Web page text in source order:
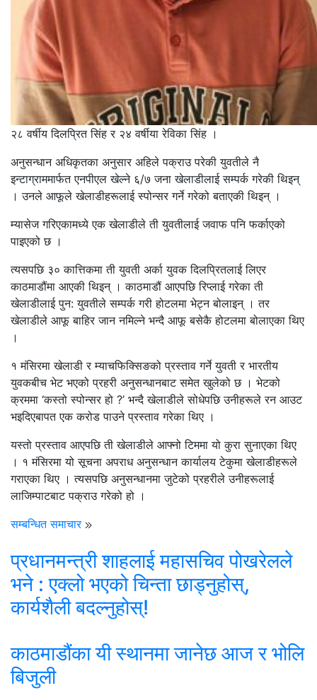
२८ वर्षीय दिलप्रित सिंह र २४ वर्षीया रेविका सिंह ।
अनुसन्धान अधिकृतका अनुसार अहिले पक्राउ परेकी युवतीले नै
इन्टाग्राममार्फत एनपीएल खेल्ने ६/७ जना खेलाडीलाई सम्पर्क गरेकी थिइन्
। उनले आफूले खेलाडीहरूलाई स्पोन्सर गर्ने गरेको बताएकी थिइन् ।
म्यासेज गरिएकामध्ये एक खेलाडीले ती युवतीलाई जवाफ पनि फर्काएको
पाइएको छ ।
त्यसपछि ३० कात्तिकमा ती युवती अर्का युवक दिलप्रितलाई लिएर
काठमाडौंमा आएकी थिइन् । काठमाडौं आएपछि रिप्लाई गरेका ती
खेलाडीलाई पुन: युवतीले सम्पर्क गरी होटलमा भेट्न बोलाइन् । तर
खेलाडीले आफू बाहिर जान नमिल्ने भन्दै आफू बसेकै होटलमा बोलाएका थिए
।
१ मंसिरमा खेलाडी र म्याचफिक्सिङको प्रस्ताव गर्ने युवती र भारतीय
युवकबीच भेट भएको प्रहरी अनुसन्धानबाट समेत खुलेको छ । भेटको
क्रममा ‘कस्तो स्पोन्सर हो ?’ भन्दै खेलाडीले सोधेपछि उनीहरूले रन आउट
भइदिएबापत एक करोड पाउने प्रस्ताव गरेका थिए ।
यस्तो प्रस्ताव आएपछि ती खेलाडीले आफ्नो टिममा यो कुरा सुनाएका थिए
। १ मंसिरमा यो सूचना अपराध अनुसन्धान कार्यालय टेकुमा खेलाडीहरूले
गराएका थिए । त्यसपछि अनुसन्धानमा जुटेको प्रहरीले उनीहरूलाई
लाजिम्पाटबाट पक्राउ गरेको हो ।
सम्बन्धित समाचार
प्रधानमन्त्री शाहलाई महासचिव पोखरेलले
भने : एक्लो भएको चिन्ता छाड्नुहोस्,
कार्यशैली बदल्नुहोस्!
काठमाडौंका यी स्थानमा जानेछ आज र भोलि
बिजुली